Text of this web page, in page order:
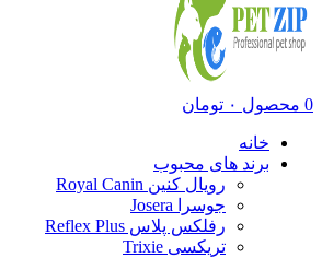
0 محصول ۰ تومان
خانه
برند های محبوب
رویال کنین Royal Canin
جوسرا Josera
رفلکس پلاس Reflex Plus
تریکسی Trixie